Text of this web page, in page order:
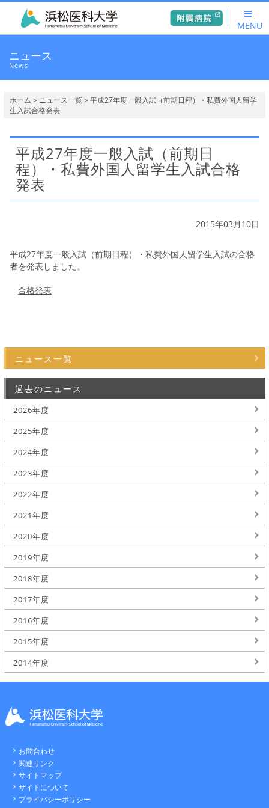
MENU
ニュース
News
ホーム > ニュース一覧> 平成27年度一般入試（前期日程）・私費外国人留学
生入試合格発表
平成27年度一般入試（前期日
程）・私費外国人留学生入試合格
発表
2015年03月10日
平成27年度一般入試（前期日程）・私費外国人留学生入試の合格
者を発表しました。
合格発表
ニュース一覧
過去のニュース
2026年度
2025年度
2024年度
2023年度
2022年度
2021年度
2020年度
2019年度
2018年度
2017年度
2016年度
2015年度
2014年度
お問合わせ
関連リンク
サイトマップ
サイトについて
プライバシーポリシー